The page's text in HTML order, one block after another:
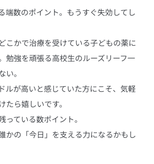
端数のポイント。もうすぐ失効してし
こかで治療を受けている子どもの薬に
勉強を頑張る高校生のルーズリーフ一
い。
ルが高いと感じていた方にこそ、気軽
たら嬉しいです。
っている数ポイント。
かの「今日」を支える力になるかもし